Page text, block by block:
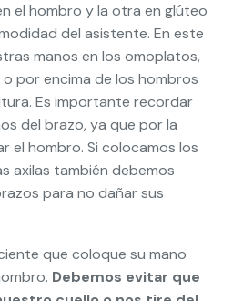
el hombro y la otra en glúteo
del asistente. En este
manos en los omoplatos,
por encima de los hombros
Es importante recordar
del brazo, ya que por la
el hombro. Si colocamos los
axilas también debemos
para no dañar sus
que coloque su mano
Debemos evitar que